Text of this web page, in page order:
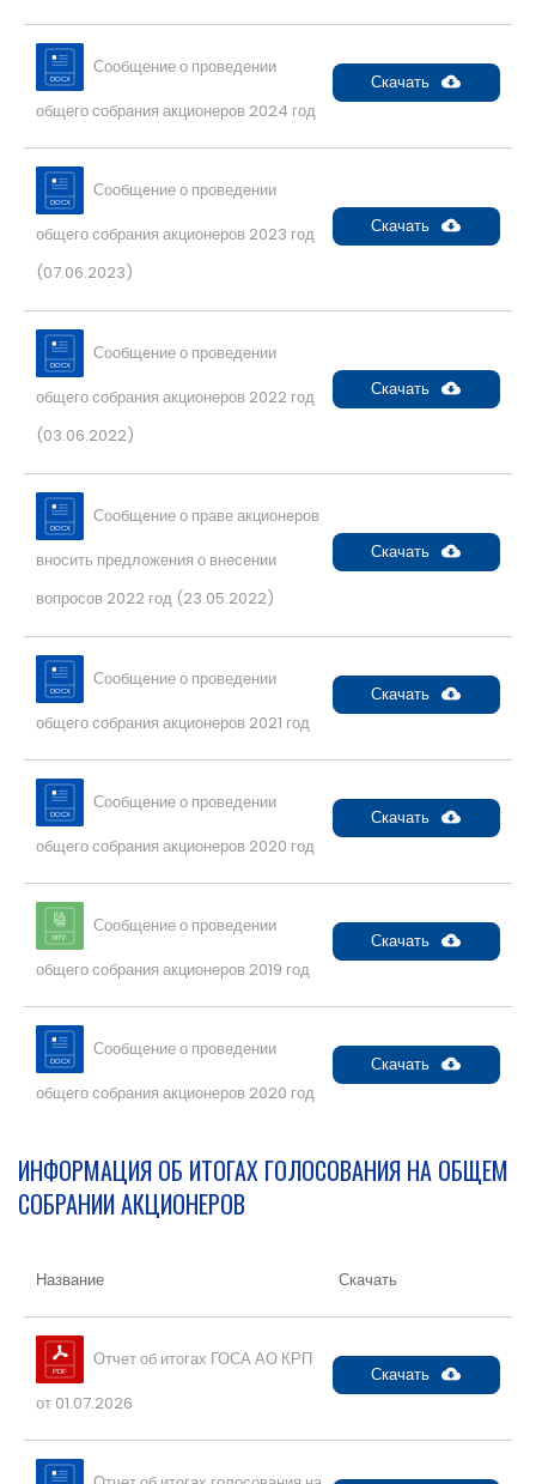
Сообщение о проведении
общего собрания акционеров 2024 год
Скачать
Сообщение о проведении
общего собрания акционеров 2023 год
(07.06.2023)
Скачать
Сообщение о проведении
общего собрания акционеров 2022 год
(03.06.2022)
Скачать
Сообщение о праве акционеров
вносить предложения о внесении
вопросов 2022 год (23.05.2022)
Скачать
Сообщение о проведении
общего собрания акционеров 2021 год
Скачать
Сообщение о проведении
общего собрания акционеров 2020 год
Скачать
Сообщение о проведении
общего собрания акционеров 2019 год
Скачать
Сообщение о проведении
общего собрания акционеров 2020 год
Скачать
ИНФОРМАЦИЯ ОБ ИТОГАХ ГОЛОСОВАНИЯ НА ОБЩЕМ
СОБРАНИИ АКЦИОНЕРОВ
Название Скачать
Отчет об итогах ГОСА АО КРП
от 01.07.2026
Скачать